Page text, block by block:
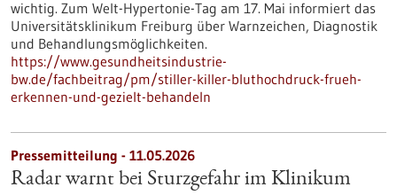
wichtig. Zum Welt-Hypertonie-Tag am 17. Mai informiert das
Universitätsklinikum Freiburg über Warnzeichen, Diagnostik
und Behandlungsmöglichkeiten.
https://www.gesundheitsindustrie-
bw.de/fachbeitrag/pm/stiller-killer-bluthochdruck-frueh-
erkennen-und-gezielt-behandeln
Pressemitteilung - 11.05.2026
Radar warnt bei Sturzgefahr im Klinikum